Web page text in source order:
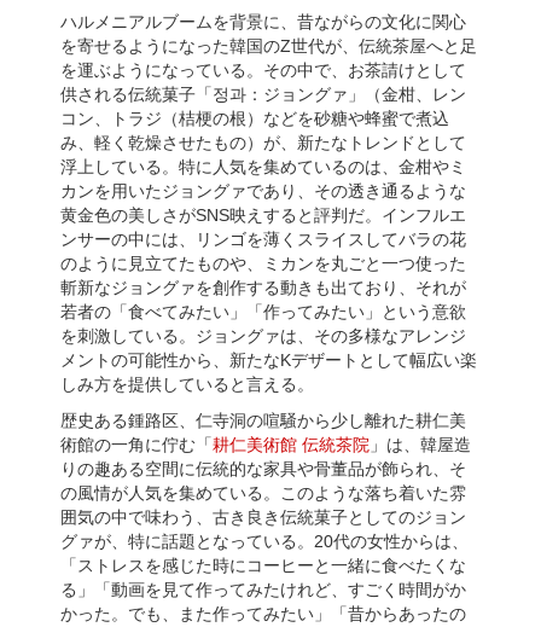
ハルメニアルブームを背景に、昔ながらの文化に関心
を寄せるようになった韓国のZ世代が、伝統茶屋へと足
を運ぶようになっている。その中で、お茶請けとして
供される伝統菓子「정과：ジョングァ」（金柑、レン
コン、トラジ（桔梗の根）などを砂糖や蜂蜜で煮込
み、軽く乾燥させたもの）が、新たなトレンドとして
浮上している。特に人気を集めているのは、金柑やミ
カンを用いたジョングァであり、その透き通るような
黄金色の美しさがSNS映えすると評判だ。インフルエ
ンサーの中には、リンゴを薄くスライスしてバラの花
のように見立てたものや、ミカンを丸ごと一つ使った
斬新なジョングァを創作する動きも出ており、それが
若者の「食べてみたい」「作ってみたい」という意欲
を刺激している。ジョングァは、その多様なアレンジ
メントの可能性から、新たなKデザートとして幅広い楽
しみ方を提供していると言える。
歴史ある鍾路区、仁寺洞の喧騒から少し離れた耕仁美
術館の一角に佇む「耕仁美術館 伝統茶院 」は、韓屋造
りの趣ある空間に伝統的な家具や骨董品が飾られ、そ
の風情が人気を集めている。このような落ち着いた雰
囲気の中で味わう、古き良き伝統菓子としてのジョン
グァが、特に話題となっている。20代の女性からは、
「ストレスを感じた時にコーヒーと一緒に食べたくな
る」「動画を見て作ってみたけれど、すごく時間がか
かった。でも、また作ってみたい」「昔からあったの